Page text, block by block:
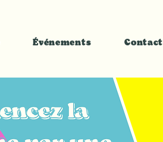
Événements Contact